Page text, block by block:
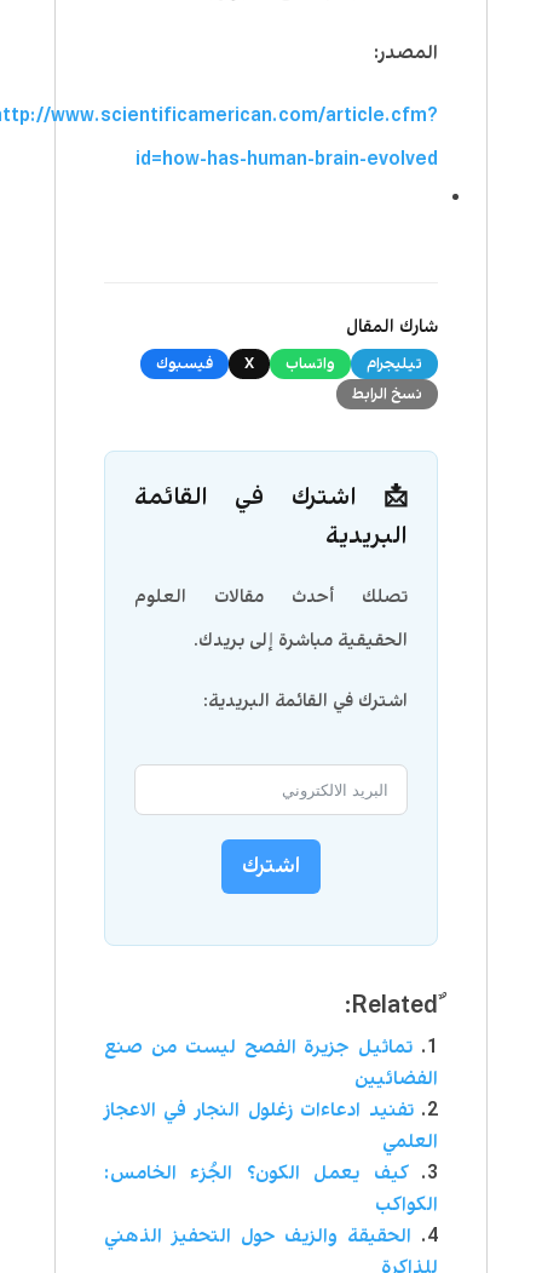
المصدر:
www.scientificamerican.com/article.cfm?
id=how-has-human-brain-evolved
شارك المقال
تيليجرام واتساب X
فيسبوك
نسخ الرابط
📩 اشترك في القائمة
البريدية
تصلك أحدث مقالات العلوم
الحقيقية مباشرة إلى بريدك.
اشترك في القائمة البريدية:
اشترك
ٌRelated:
تماثيل جزيرة الفصح ليست من صنع
الفضائيين
تفنيد ادعاءات زغلول النجار في الاعجاز
العلمي
كيف يعمل الكون؟ الجُزء الخامس:
الكواكب
الحقيقة والزيف حول التحفيز الذهني